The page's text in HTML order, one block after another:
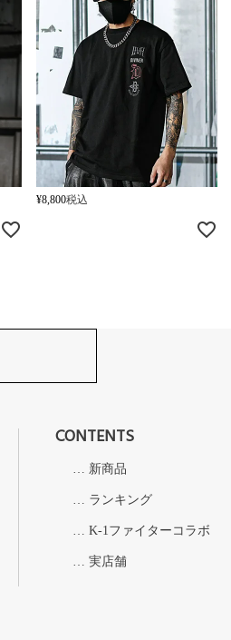
¥8,800税込
CONTENTS
新商品
ランキング
K-1ファイターコラボ
実店舗